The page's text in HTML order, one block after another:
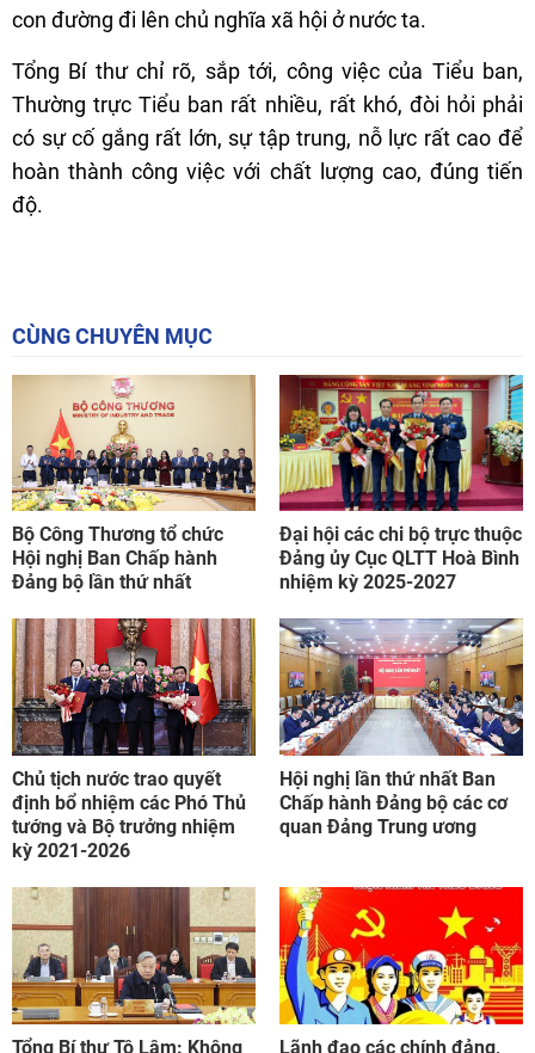
con đường đi lên chủ nghĩa xã hội ở nước ta.
Tổng Bí thư chỉ rõ, sắp tới, công việc của Tiểu ban,
Thường trực Tiểu ban rất nhiều, rất khó, đòi hỏi phải
có sự cố gắng rất lớn, sự tập trung, nỗ lực rất cao để
hoàn thành công việc với chất lượng cao, đúng tiến
độ.
CÙNG CHUYÊN MỤC
Bộ Công Thương tổ chức
Hội nghị Ban Chấp hành
Đảng bộ lần thứ nhất
Đại hội các chi bộ trực thuộc
Đảng ủy Cục QLTT Hoà Bình
nhiệm kỳ 2025-2027
Chủ tịch nước trao quyết
định bổ nhiệm các Phó Thủ
tướng và Bộ trưởng nhiệm
kỳ 2021-2026
Hội nghị lần thứ nhất Ban
Chấp hành Đảng bộ các cơ
quan Đảng Trung ương
Tổng Bí thư Tô Lâm: Không
Lãnh đạo các chính đảng,